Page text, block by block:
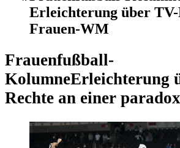
Erleichterung über TV-
Frauen-WM
Frauenfußball-
KolumneErleichterung
Rechte an einer